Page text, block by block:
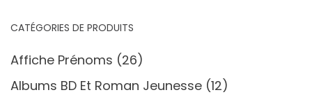
CATÉGORIES DE PRODUITS
Affiche Prénoms (26)
Albums BD Et Roman Jeunesse (12)